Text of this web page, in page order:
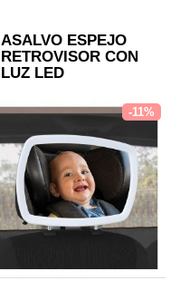
ASALVO ESPEJO
RETROVISOR CON
LUZ LED
-11%